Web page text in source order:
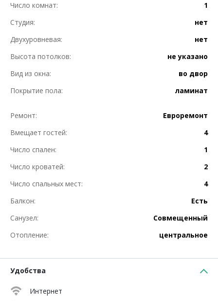
Число комнат:
1
Студия:
нет
Двухуровневая:
нет
Высота потолков:
не указано
Вид из окна:
во двор
Покрытие пола:
ламинат
Ремонт:
Евроремонт
Вмещает гостей:
4
Число спален:
1
Число кроватей:
2
Число спальных мест:
4
Балкон:
Есть
Санузел:
Совмещенный
Отопление:
центральное
Удобства
Интернет